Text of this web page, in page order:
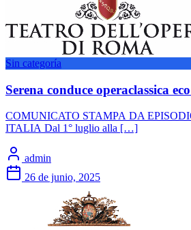
Sin categoría
Serena conduce operaclassica
COMUNICATO STAMPA DA
ITALIA Dal 1° luglio alla […]
admin
26 de junio, 2025